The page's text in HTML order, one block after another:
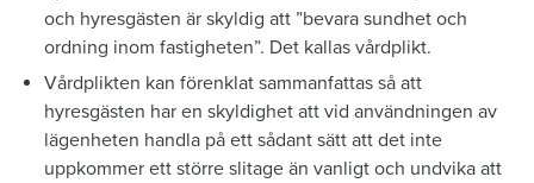
och hyresgästen är skyldig att ”bevara sundhet och
ordning inom fastigheten”. Det kallas vårdplikt.
Vårdplikten kan förenklat sammanfattas så att
hyresgästen har en skyldighet att vid användningen av
lägenheten handla på ett sådant sätt att det inte
uppkommer ett större slitage än vanligt och undvika att